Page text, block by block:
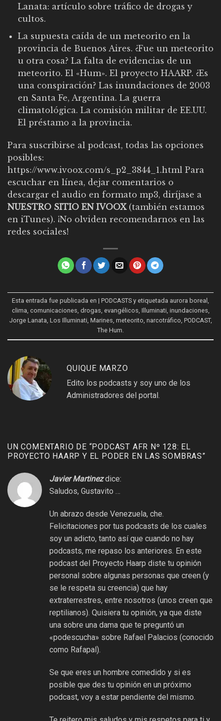
Lanata: artículo sobre tráfico de drogas y
cultos.
La supuesta caída de un meteorito en la
provincia de Buenos Aires. ¿Fue un meteorito
u otra cosa? La falta de evidencias de un
meteorito. El «Hum». El proyecto HAARP. ¿Es
una conspiración? Las inundaciones de 2003
en Santa Fe, Argentina. La guerra
climatológica. La comisión militar de EE.UU.
El préstamo a la provincia.
Para suscribirse al podcast, todas las opciones
posibles:
https://www.ivoox.com/s_p2_3844_1.html Para
escuchar en línea, dejar comentarios o
descargar el audio en formato mp3, diríjase a
NUESTRO SITIO EN IVOOX(también estamos
en iTunes). ¡No olviden recomendarnos en las
redes sociales!
Esta entrada fue publicada en | PODCASTS y etiquetada aurora boreal
clima comunicaciones drogas evangélicos Illuminati inundaciones
Jorge Lanata Los Illuminati Marines meteorito narcotráfico PODCAST,
The Hum
QUIQUE MARZO
Edito los podcasts y soy uno de los
Administradores del portal.
UN COMENTARIO DE “PODCAST AFR Nº 128: EL
PROYECTO HAARP Y EL PODER EN LAS SOMBRAS”
Javier Martinez dice:
Saludos, Gustavito …
Un abrazo desde Venezuela, che.
Felicitaciones por tus podcasts de los cuales
soy un adicto, tanto así que cuando no hay
podcasts, me repaso los anteriores. En este
podcast del Proyecto Haarp diste tu opinión
personal sobre algunas personas que creen (y
se le respeta su creencia) que hay
extraterrestres, entre nosotros (unos creen que
reptilianos). Quisiera tu opinión, ya que diste
una sobre una dama que te preguntó un
«podescucha» sobre Rafael Palacios (conocido
como Rafapal).
Se que eres un hombre comedido y si es
posible que des tu opinión en un próximo
podcast, voy a estar pendiente del mismo.